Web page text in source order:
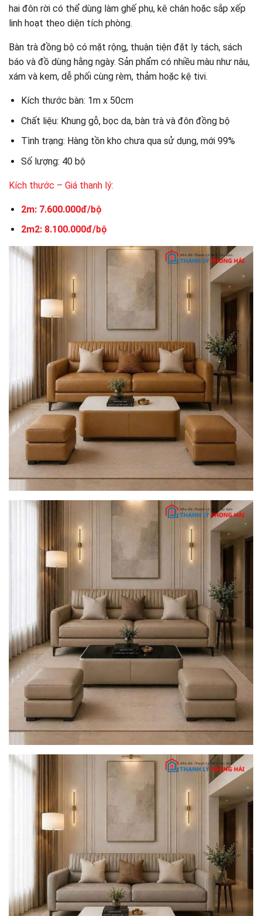
hai đôn rời có thể dùng làm ghế phụ, kê chân hoặc sắp xếp
linh hoạt theo diện tích phòng.
Bàn trà đồng bộ có mặt rộng, thuận tiện đặt ly tách, sách
báo và đồ dùng hằng ngày. Sản phẩm có nhiều màu như nâu,
xám và kem, dễ phối cùng rèm, thảm hoặc kệ tivi.
Kích thước bàn: 1m x 50cm
Chất liệu: Khung gỗ, bọc da, bàn trà và đôn đồng bộ
Tình trạng: Hàng tồn kho chưa qua sử dụng, mới 99%
Số lượng: 40 bộ
Kích thước – Giá thanh lý:
2m: 7.600.000đ/bộ
2m2: 8.100.000đ/bộ